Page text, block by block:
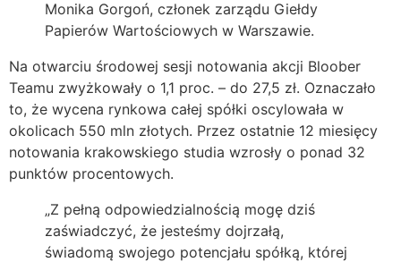
Monika Gorgoń, członek zarządu Giełdy
Papierów Wartościowych w Warszawie.
Na otwarciu środowej sesji notowania akcji Bloober
Teamu zwyżkowały o 1,1 proc. – do 27,5 zł. Oznaczało
to, że wycena rynkowa całej spółki oscylowała w
okolicach 550 mln złotych. Przez ostatnie 12 miesięcy
notowania krakowskiego studia wzrosły o ponad 32
punktów procentowych.
„Z pełną odpowiedzialnością mogę dziś
zaświadczyć, że jesteśmy dojrzałą,
świadomą swojego potencjału spółką, której